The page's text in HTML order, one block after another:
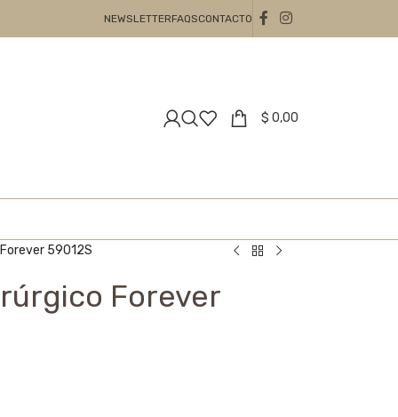
NEWSLETTERFAQSCONTACTO
$ 0,00
59012S
Forever